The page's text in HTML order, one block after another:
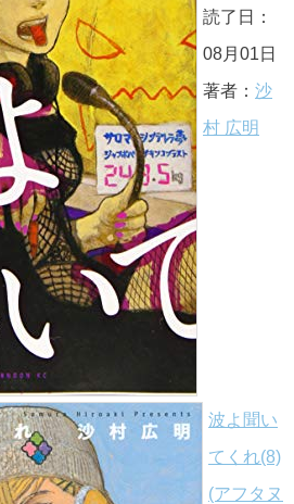
読了日：
08月01日
著者： 沙
村 広明
波よ聞い
てくれ(8)
(アフタヌ